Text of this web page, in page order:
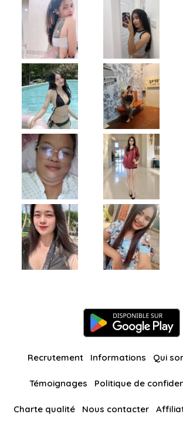
Recrutement Informations Qui
Témoignages Politique de
Charte qualité Nous contacter